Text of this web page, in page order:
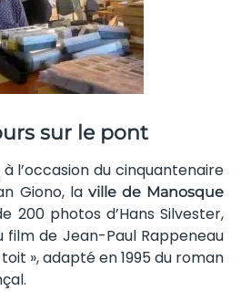
sur le pont
l’occasion du cinquantenaire
Giono, la ville de Manosque
200 photos d’Hans Silvester,
film de Jean-Paul Rappeneau
», adapté en 1995 du roman